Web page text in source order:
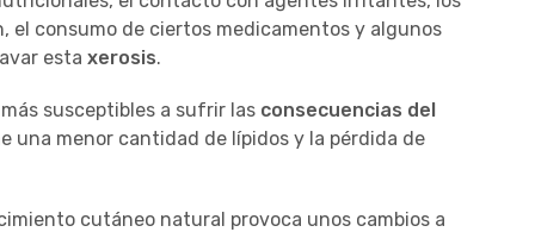
el consumo de ciertos medicamentos y algunos
esta xerosis.
susceptibles a sufrir las consecuencias del
una menor cantidad de lípidos y la pérdida de
cutáneo natural provoca unos cambios a